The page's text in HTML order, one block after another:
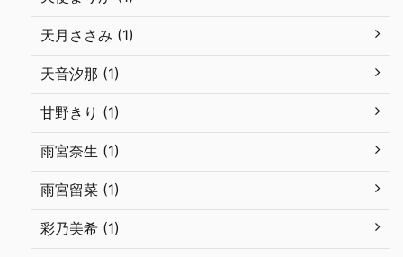
天月ささみ (1)
天音汐那 (1)
甘野きり (1)
雨宮奈生 (1)
雨宮留菜 (1)
彩乃美希 (1)